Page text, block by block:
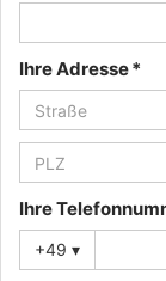
Ihre Adresse *
Ihre
+49 ▾